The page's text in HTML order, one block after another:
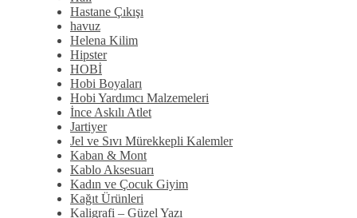
Hastane Çıkışı
havuz
Helena Kilim
Hipster
HOBİ
Hobi Boyaları
Hobi Yardımcı Malzemeleri
İnce Askılı Atlet
Jartiyer
Jel ve Sıvı Mürekkepli Kalemler
Kaban & Mont
Kablo Aksesuarı
Kadın ve Çocuk Giyim
Kağıt Ürünleri
Kaligrafi – Güzel Yazı